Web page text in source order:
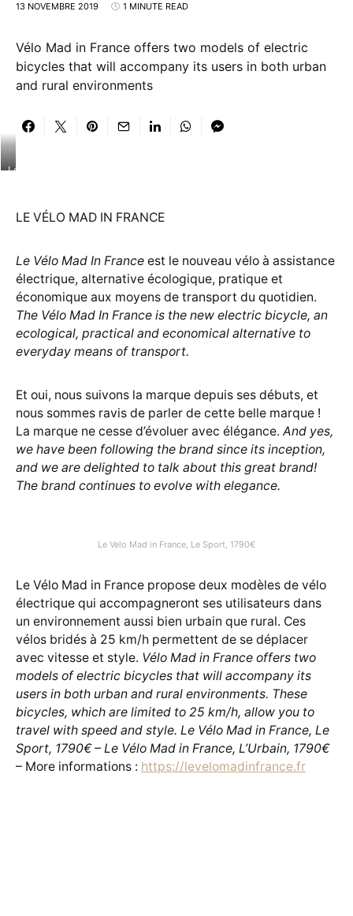
13 NOVEMBRE 2019 1 MINUTE READ
Vélo Mad in France offers two models of electric
bicycles that will accompany its users in both urban
and rural environments
Le
1790€
LE VÉLO MAD IN FRANCE
Le Vélo Mad In France est le nouveau vélo à assistance
électrique, alternative écologique, pratique et
économique aux moyens de transport du quotidien.
The Vélo Mad In France is the new electric bicycle, an
ecological, practical and economical alternative to
everyday means of transport.
Et oui, nous suivons la marque depuis ses débuts, et
nous sommes ravis de parler de cette belle marque !
La marque ne cesse d’évoluer avec élégance. And yes,
we have been following the brand since its inception,
and we are delighted to talk about this great brand!
The brand continues to evolve with elegance.
Le Velo Mad in France, Le Sport, 1790€
Le Vélo Mad in France propose deux modèles de vélo
électrique qui accompagneront ses utilisateurs dans
un environnement aussi bien urbain que rural. Ces
vélos bridés à 25 km/h permettent de se déplacer
avec vitesse et style. Vélo Mad in France offers two
models of electric bicycles that will accompany its
users in both urban and rural environments. These
bicycles, which are limited to 25 km/h, allow you to
travel with speed and style. Le Vélo Mad in France, Le
Sport, 1790€ – Le Vélo Mad in France, L’Urbain, 1790€
– More informations : https://levelomadinfrance.fr